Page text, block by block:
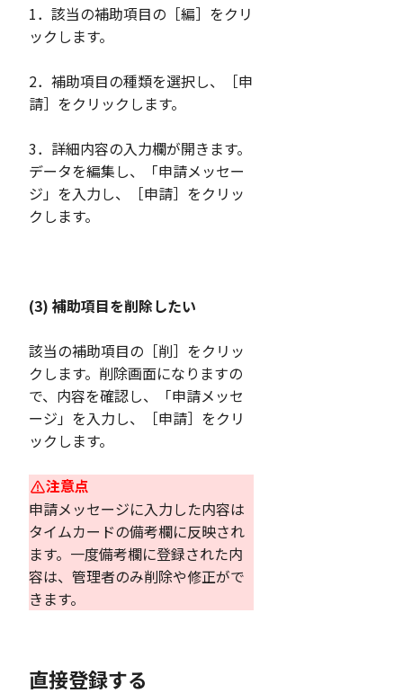
1．該当の補助項目の［編］をクリ
ックします。
2．補助項目の種類を選択し、［申
請］をクリックします。
3．詳細内容の入力欄が開きます。
データを編集し、「申請メッセー
ジ」を入力し、［申請］をクリッ
クします。
(3) 補助項目を削除したい
該当の補助項目の［削］をクリッ
クします。削除画面になりますの
で、内容を確認し、「申請メッセ
ージ」を入力し、［申請］をクリ
ックします。
注意点
申請メッセージに入力した内容は
タイムカードの備考欄に反映され
ます。一度備考欄に登録された内
容は、管理者のみ削除や修正がで
きます。
直接登録する